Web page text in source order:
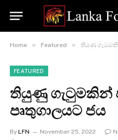
Home » Featured » තියුණු
FEATURED
තියුණු ගැටුමකින්
පෘතුගාලයට ජය
By LFN November 25, 2022